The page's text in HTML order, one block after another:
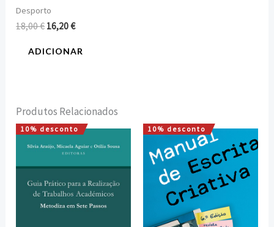
Desporto
18,00€ 16,20€
ADICIONAR
Produtos Relacionados
10% desconto
O
preço
original
era:
16,00 €.
O
preço
atual
é:
14,40 €.
10% desconto
O
preço
original
era:
12,00 €.
O
preço
atual
é:
10,80 €.